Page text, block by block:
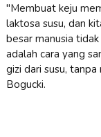
"Membuat keju
laktosa susu, dan
besar manusia
adalah cara yang
gizi dari susu,
Bogucki.